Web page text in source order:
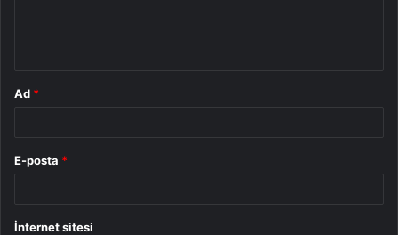
Ad *
E-posta *
İnternet sitesi